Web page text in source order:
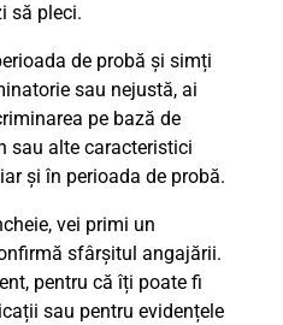
să pleci.
de probă și simți
sau nejustă, ai
pe bază de
sau alte caracteristici
și în perioada de probă.
vei primi un
sfârșitul angajării.
pentru că îți poate fi
sau pentru evidențele